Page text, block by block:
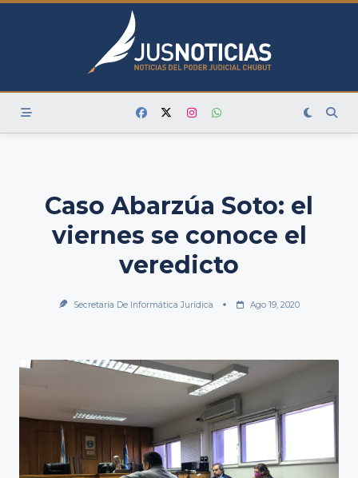
Skip
Caso Abarzúa Soto: el
viernes se conoce el
veredicto
Secretaría De Informática Jurídica Ago 19, 2020